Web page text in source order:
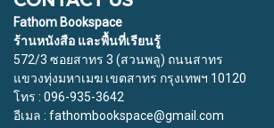
Fathom Bookspace
ร้านหนังสือ และพื้นที่เรียนรู้
572/3 ซอยสาทร 3 (สวนพลู) ถนนสาทร
แขวงทุ่งมหาเมฆ เขตสาทร กรุงเทพฯ 10120
โทร : 096-935-3642
อีเมล : fathombookspace@gmail.com